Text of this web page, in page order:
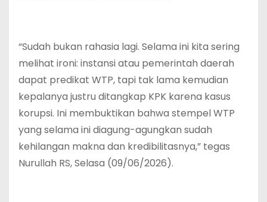
“Sudah bukan rahasia lagi. Selama ini kita sering
melihat ironi: instansi atau pemerintah daerah
dapat predikat WTP, tapi tak lama kemudian
kepalanya justru ditangkap KPK karena kasus
korupsi. Ini membuktikan bahwa stempel WTP
yang selama ini diagung-agungkan sudah
kehilangan makna dan kredibilitasnya,” tegas
Nurullah RS, Selasa (09/06/2026).